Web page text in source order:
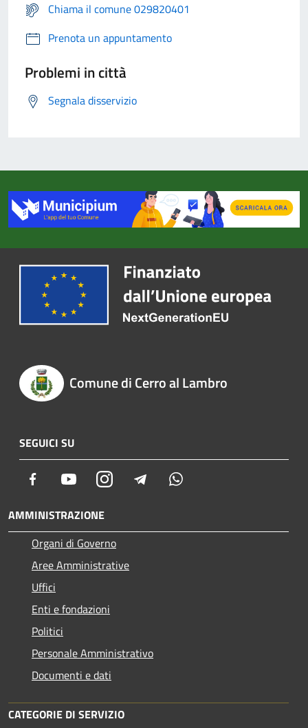
Chiama il comune 029820401
Prenota un appuntamento
Problemi in città
Segnala disservizio
Comune di Cerro al Lambro
SEGUICI SU
Facebook YoutubeInstagram Telegram
AMMINISTRAZIONE
Organi di Governo
Aree Amministrative
Uffici
Enti e fondazioni
Politici
Personale Amministrativo
Documenti e dati
CATEGORIE DI SERVIZIO